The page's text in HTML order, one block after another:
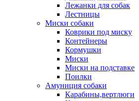
Лежанки для собак
Лестницы
Миски собаки
Коврики под миску
Контейнеры
Кормушки
Миски
Миски на подставке
Поилки
Амуниция собаки
Карабины,вертлюги